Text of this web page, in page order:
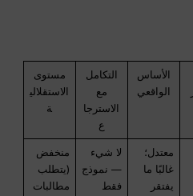
الأساس
الواقعي
التكامل
مع
الاسترجا
ع
مستوى
الاستقلالي
ة
معتدل؛
غالبًا ما
يفتقر
لا شيء
— نموذج
فقط
منخفض
(يتطلب
مطالبات